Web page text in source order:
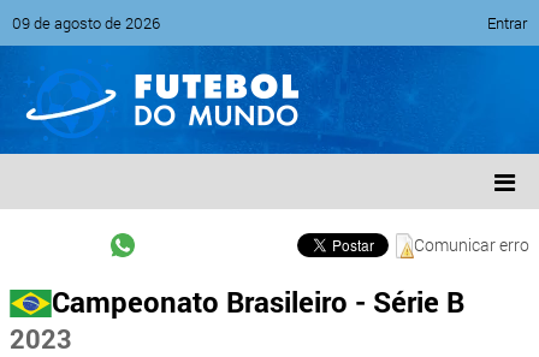
09 de agosto de 2026 Entrar
Comunicar erro
Campeonato Brasileiro - Série B
2023